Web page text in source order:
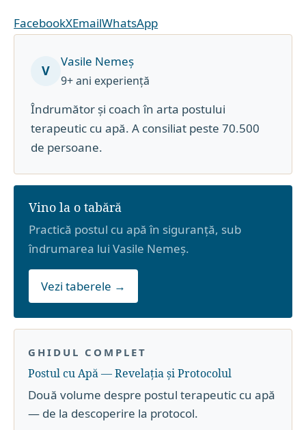
FacebookXEmailWhatsApp
V
Vasile Nemeș
9+ ani experiență
Îndrumător și coach în arta postului
terapeutic cu apă. A consiliat peste 70.500
de persoane.
Vino la o tabără
Practică postul cu apă în siguranță, sub
îndrumarea lui Vasile Nemeș.
Vezi taberele →
GHIDUL COMPLET
Postul cu Apă — Revelația și Protocolul
Două volume despre postul terapeutic cu apă
— de la descoperire la protocol.